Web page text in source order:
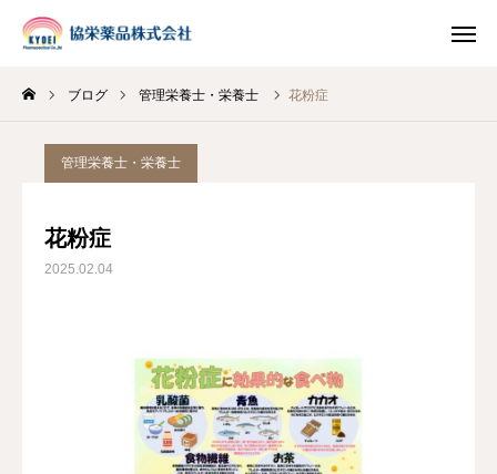
ブログ 管理栄養士・栄養士 花粉症
管理栄養士・栄養士
花粉症
2025.02.04
INSTAGRAM
HOME